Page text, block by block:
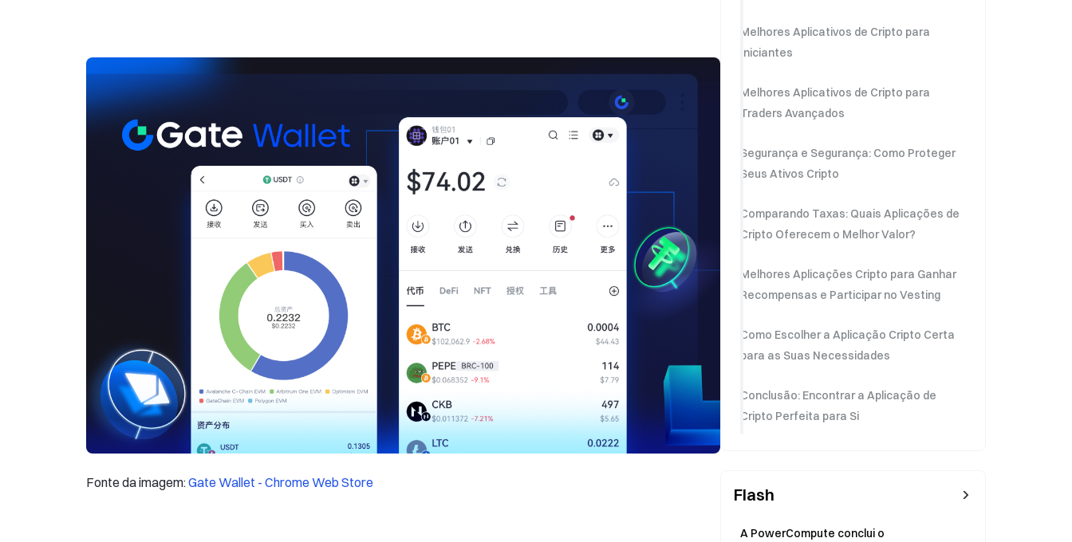
Fonte da imagem:Gate Wallet - Chrome Web Store
Melhores Aplicativos de Cripto para
Iniciantes
Melhores Aplicativos de Cripto para
Traders Avançados
Segurança e Segurança: Como Proteger
Seus Ativos Cripto
Comparando Taxas: Quais Aplicações de
Cripto Oferecem o Melhor Valor?
Melhores Aplicações Cripto para Ganhar
Recompensas e Participar no Vesting
Como Escolher a Aplicação Cripto Certa
para as Suas Necessidades
Conclusão: Encontrar a Aplicação de
Cripto Perfeita para Si
Flash
A PowerCompute conclui o